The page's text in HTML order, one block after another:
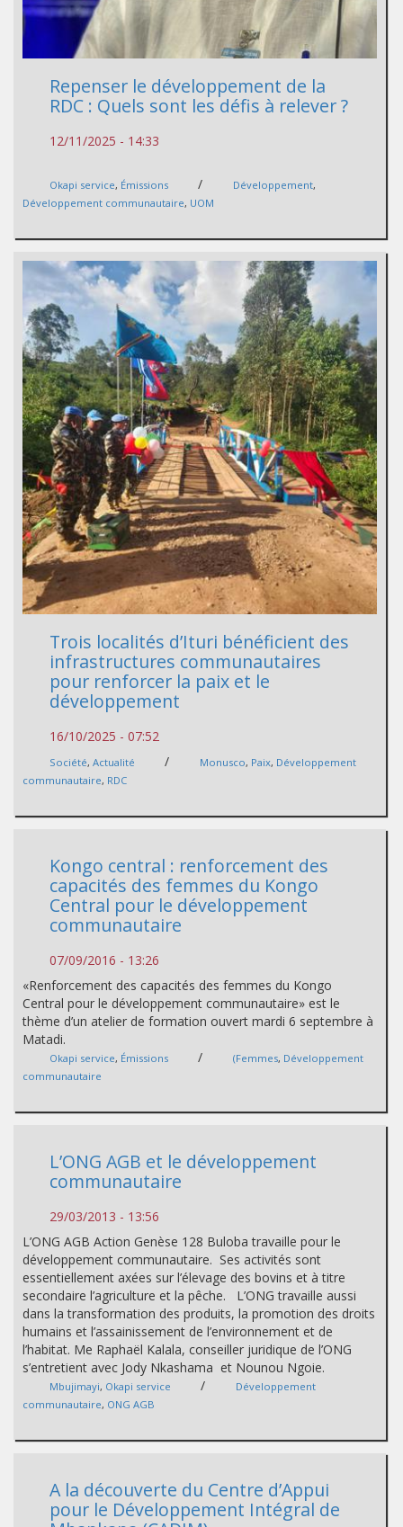
Repenser le développement de la
RDC : Quels sont les défis à relever ?
12/11/2025 - 14:33
Okapi service, Émissions / Développement,
Développement communautaire, UOM
Trois localités d’Ituri bénéficient des
infrastructures communautaires
pour renforcer la paix et le
développement
16/10/2025 - 07:52
Société, Actualité / Monusco, Paix, Développement
communautaire, RDC
Kongo central : renforcement des
capacités des femmes du Kongo
Central pour le développement
communautaire
07/09/2016 - 13:26
«Renforcement des capacités des femmes du Kongo
Central pour le développement communautaire» est le
thème d’un atelier de formation ouvert mardi 6 septembre à
Matadi.
Okapi service, Émissions / (Femmes, Développement
communautaire
L’ONG AGB et le développement
communautaire
29/03/2013 - 13:56
L’ONG AGB Action Genèse 128 Buloba travaille pour le
développement communautaire. Ses activités sont
essentiellement axées sur l’élevage des bovins et à titre
secondaire l’agriculture et la pêche. L’ONG travaille aussi
dans la transformation des produits, la promotion des droits
humains et l’assainissement de l’environnement et de
l’habitat. Me Raphaël Kalala, conseiller juridique de l’ONG
s’entretient avec Jody Nkashama et Nounou Ngoie.
Mbujimayi, Okapi service /
Développement
communautaire, ONG AGB
A la découverte du Centre d’Appui
pour le Développement Intégral de